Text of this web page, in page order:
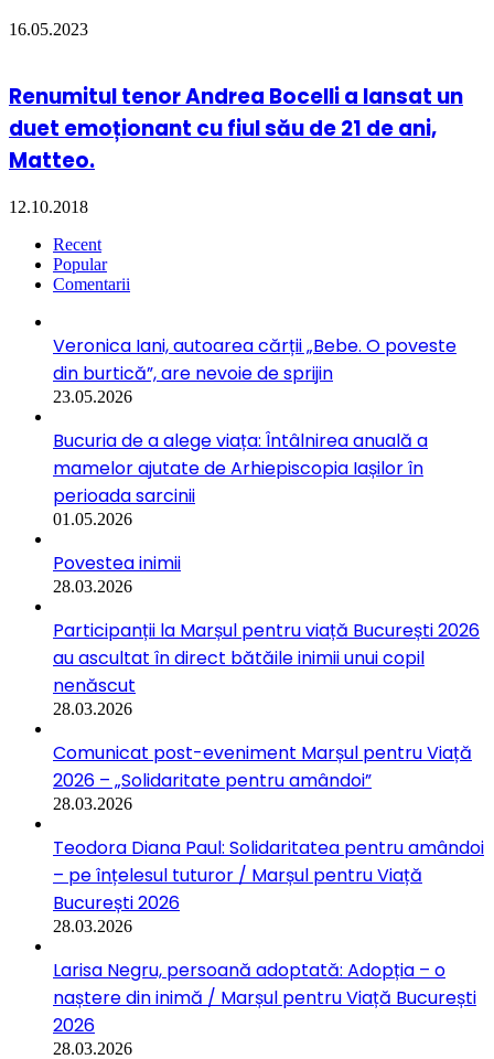
16.05.2023
Renumitul tenor Andrea Bocelli a lansat un
duet emoționant cu fiul său de 21 de ani,
Matteo.
12.10.2018
Recent
Popular
Comentarii
Veronica Iani, autoarea cărții „Bebe. O poveste
din burtică”, are nevoie de sprijin
23.05.2026
Bucuria de a alege viața: Întâlnirea anuală a
mamelor ajutate de Arhiepiscopia Iașilor în
perioada sarcinii
01.05.2026
Povestea inimii
28.03.2026
Participanții la Marșul pentru viață București 2026
au ascultat în direct bătăile inimii unui copil
nenăscut
28.03.2026
Comunicat post-eveniment Marșul pentru Viață
2026 – „Solidaritate pentru amândoi”
28.03.2026
Teodora Diana Paul: Solidaritatea pentru amândoi
– pe înțelesul tuturor / Marșul pentru Viață
București 2026
28.03.2026
Larisa Negru, persoană adoptată: Adopția – o
naștere din inimă / Marșul pentru Viață București
2026
28.03.2026